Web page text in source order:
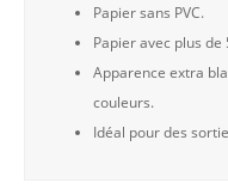
Papier sans PVC.
Papier avec plus
Apparence extra
couleurs.
Idéal pour des